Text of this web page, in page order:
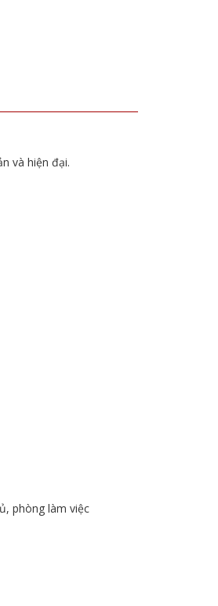
và hiện đại.
phòng làm việc